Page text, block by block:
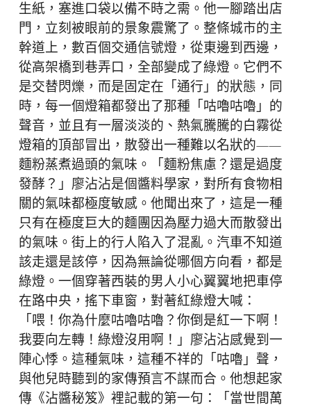
生紙，塞進口袋以備不時之需。他一腳踏出店
門，立刻被眼前的景象震驚了。整條城市的主
幹道上，數百個交通信號燈，從東邊到西邊，
從高架橋到巷弄口，全部變成了綠燈。它們不
是交替閃爍，而是固定在「通行」的狀態，同
時，每一個燈箱都發出了那種「咕嚕咕嚕」的
聲音，並且有一層淡淡的、熱氣騰騰的白霧從
燈箱的頂部冒出，散發出一種難以名狀的——
麵粉蒸煮過頭的氣味。「麵粉焦慮？還是過度
發酵？」廖沾沾是個醬料學家，對所有食物相
關的氣味都極度敏感。他聞出來了，這是一種
只有在極度巨大的麵團因為壓力過大而散發出
的氣味。街上的行人陷入了混亂。汽車不知道
該走還是該停，因為無論從哪個方向看，都是
綠燈。一個穿著西裝的男人小心翼翼地把車停
在路中央，搖下車窗，對著紅綠燈大喊：
「喂！你為什麼咕嚕咕嚕？你倒是紅一下啊！
我要向左轉！綠燈沒用啊！」廖沾沾感覺到一
陣心悸。這種氣味，這種不祥的「咕嚕」聲，
與他兒時聽到的家傳預言不謀而合。他想起家
傳《沾醬秘笈》裡記載的第一句：「當世間萬